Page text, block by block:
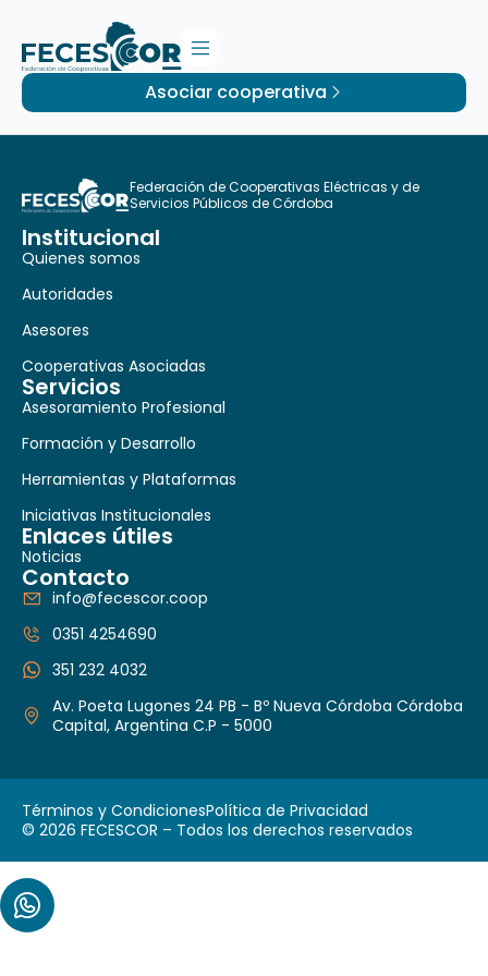
Asociar cooperativa
Federación de Cooperativas Eléctricas y de
Servicios Públicos de Córdoba
Institucional
Quienes somos
Autoridades
Asesores
Cooperativas Asociadas
Servicios
Asesoramiento Profesional
Formación y Desarrollo
Herramientas y Plataformas
Iniciativas Institucionales
Enlaces útiles
Noticias
Contacto
info@fecescor.coop
0351 4254690
351 232 4032
Av. Poeta Lugones 24 PB - Bº Nueva Córdoba Córdoba
Capital, Argentina C.P - 5000
© 2026 FECESCOR – Todos los derechos reservados
Términos y CondicionesPolítica de Privacidad